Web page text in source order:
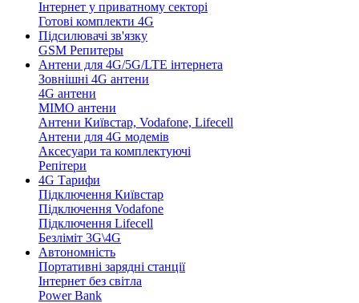
Інтернет у приватному секторі
Готові комплекти 4G
Підсилювачі зв'язку
GSM Репитеры
Антени для 4G/5G/LTE інтернета
Зовнішні 4G антени
4G антени
MIMO антени
Антени Київстар, Vodafone, Lifecell
Антени для 4G модемів
Аксесуари та комплектуючі
Репітери
4G Тарифи
Підключення Київстар
Підключення Vodafone
Підключення Lifecell
Безліміт 3G\4G
Автономність
Портативні зарядні станції
Інтернет без світла
Power Bank